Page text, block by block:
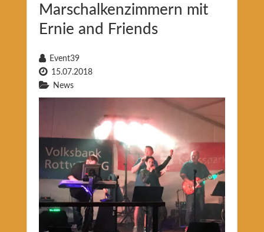
Marschalkenzimmern mit
Ernie and Friends
Event39
15.07.2018
News